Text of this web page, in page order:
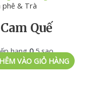
phê & Trà
Quế
hạng05 sao
VÀO GIỎ HÀNG